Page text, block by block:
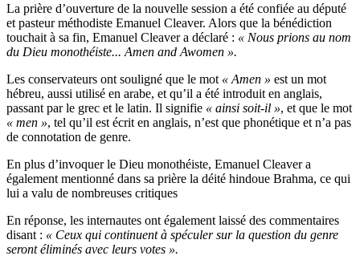
La prière d’ouverture de la nouvelle session a été confiée au député
et pasteur méthodiste Emanuel Cleaver. Alors que la bénédiction
touchait à sa fin, Emanuel Cleaver a déclaré : « Nous prions au nom
du Dieu monothéiste... Amen and Awomen ».
Les conservateurs ont souligné que le mot « Amen » est un mot
hébreu, aussi utilisé en arabe, et qu’il a été introduit en anglais,
passant par le grec et le latin. Il signifie « ainsi soit-il », et que le mot
« men », tel qu’il est écrit en anglais, n’est que phonétique et n’a pas
de connotation de genre.
En plus d’invoquer le Dieu monothéiste, Emanuel Cleaver a
également mentionné dans sa prière la déité hindoue Brahma, ce qui
lui a valu de nombreuses critiques
En réponse, les internautes ont également laissé des commentaires
disant : « Ceux qui continuent à spéculer sur la question du genre
seront éliminés avec leurs votes ».